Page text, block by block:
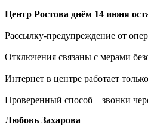
Центр Ростова днём 14 июня
Рассылку-предупреждение от
Отключения связаны с мерами
Интернет в центре работает
Проверенный способ – звонки
Любовь Захарова